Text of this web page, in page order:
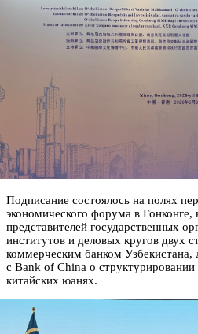
Подписание состоялось на полях
экономического форума в
представителей государственных
институтов и деловых кругов двух
коммерческим банком
с Bank of China о
китайских юанях.